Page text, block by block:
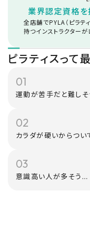
業界認定資格
全店舗でPYLA（ピラテ
持つインストラクターが
ピラティスって
01
運動が苦手だと難しそ
02
カラダが硬いからつい
03
意識高い人が多そう...